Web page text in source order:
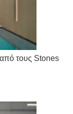
τους Stones